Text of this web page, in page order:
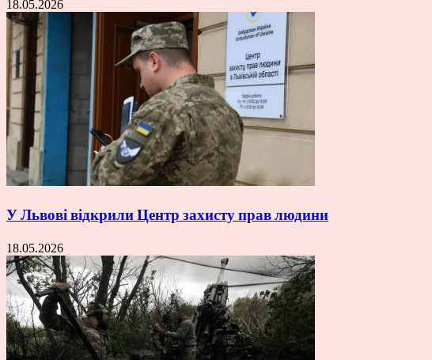
18.05.2026
У Львові відкрили Центр захисту прав людини
18.05.2026